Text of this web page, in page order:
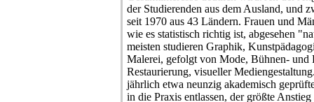
der Studierenden aus dem Ausland, und
seit 1970 aus 43 Ländern. Frauen und
wie es statistisch richtig ist, abgesehen
meisten studieren Graphik,
Malerei, gefolgt von Mode, Bühnen- und
Restaurierung, visueller
jährlich etwa neunzig akademisch
in die Praxis entlassen, der größte